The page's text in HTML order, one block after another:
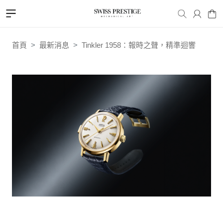
首頁 最新消息 Tinkler 1958：報時之聲，精準迴響